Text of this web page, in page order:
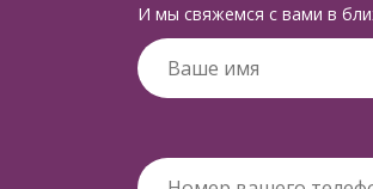
И мы свяжемся с вами в